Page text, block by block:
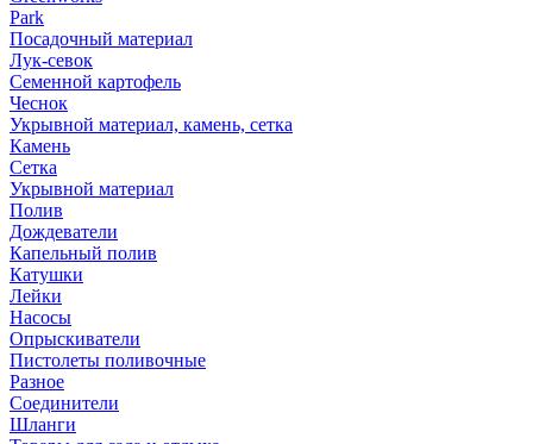
Park
Посадочный материал
Лук-севок
Семенной картофель
Чеснок
Укрывной материал, камень, сетка
Камень
Сетка
Укрывной материал
Полив
Дождеватели
Капельный полив
Катушки
Лейки
Насосы
Опрыскиватели
Пистолеты поливочные
Разное
Соединители
Шланги